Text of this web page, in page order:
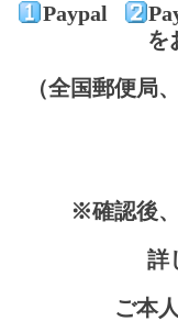
Paypal
を
（全国郵便局
※確認後
詳
ご本